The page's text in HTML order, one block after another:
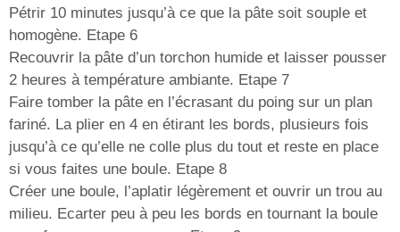
Pétrir 10 minutes jusqu’à ce que la pâte soit souple et
homogène. Etape 6
Recouvrir la pâte d’un torchon humide et laisser pousser
2 heures à température ambiante. Etape 7
Faire tomber la pâte en l’écrasant du poing sur un plan
fariné. La plier en 4 en étirant les bords, plusieurs fois
jusqu’à ce qu’elle ne colle plus du tout et reste en place
si vous faites une boule. Etape 8
Créer une boule, l’aplatir légèrement et ouvrir un trou au
milieu. Ecarter peu à peu les bords en tournant la boule